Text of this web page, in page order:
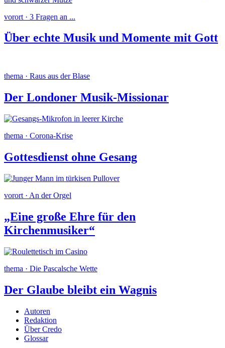
vorort · 3 Fragen an ...
Über echte Musik und Momente mit Gott
thema · Raus aus der Blase
Der Londoner Musik-Missionar
thema · Corona-Krise
Gottesdienst ohne Gesang
vorort · An der Orgel
„Eine große Ehre für den
Kirchenmusiker“
thema · Die Pascalsche Wette
Der Glaube bleibt ein Wagnis
Autoren
Redaktion
Über Credo
Glossar